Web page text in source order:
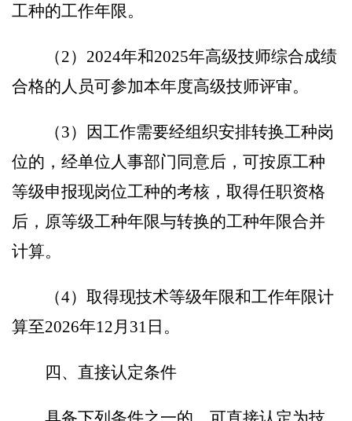
工种的工作年限。
（2） 2024年和2025年高级技师综合成绩
合格的人员可参加本年度高级技师评审。
（3）因工作需要经组织安排转换工种岗
位的，经单位人事部门同意后，可按原工种
等级申报现岗位工种的考核，取得任职资格
后，原等级工种年限与转换的工种年限合并
计算。
（4） 取得现技术等级年限和工作年限计
算至2026年12 月 31 日。
四、直接认定条件